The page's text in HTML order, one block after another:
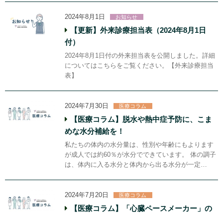
2024年8月1日 お知らせ
【更新】外来診療担当表（2024年8月1日
付）
2024年8月1日付の外来担当表を公開しました。詳細
についてはこちらをご覧ください。【外来診療担当
表】
2024年7月30日 医療コラム
【医療コラム】脱水や熱中症予防に、こま
めな水分補給を！
私たちの体内の水分量は、性別や年齢にもよります
が成人では約60％が水分でできています。 体の調子
は、体内に入る水分と体内から出る水分が一定…
2024年7月20日 医療コラム
【医療コラム】「心臓ペースメーカー」の